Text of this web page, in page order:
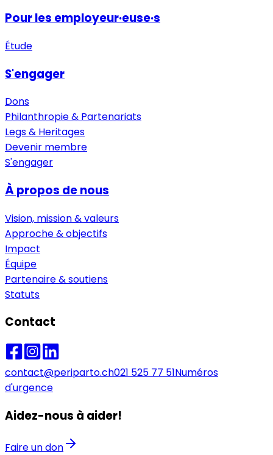
Pour les employeur·euse·s
Étude
S'engager
Dons
Philanthropie & Partenariats
Legs & Heritages
Devenir membre
S'engager
À propos de nous
Vision, mission & valeurs
Approche & objectifs
Impact
Équipe
Partenaire & soutiens
Statuts
Contact
contact@periparto.ch021 525 77 51Numéros
d'urgence
Aidez-nous à aider!
Faire un don